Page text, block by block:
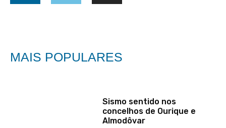
MAIS POPULARES
Sismo sentido nos
concelhos de Ourique e
Almodôvar